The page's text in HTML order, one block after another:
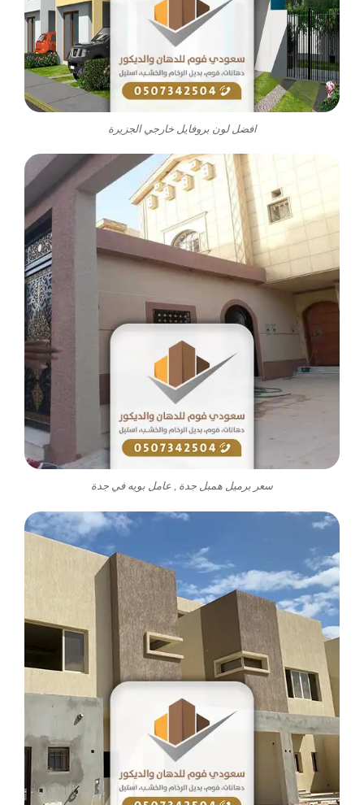
افضل لون بروفايل خارجي الجزيرة
سعر برميل همبل جدة , عامل بويه في جدة